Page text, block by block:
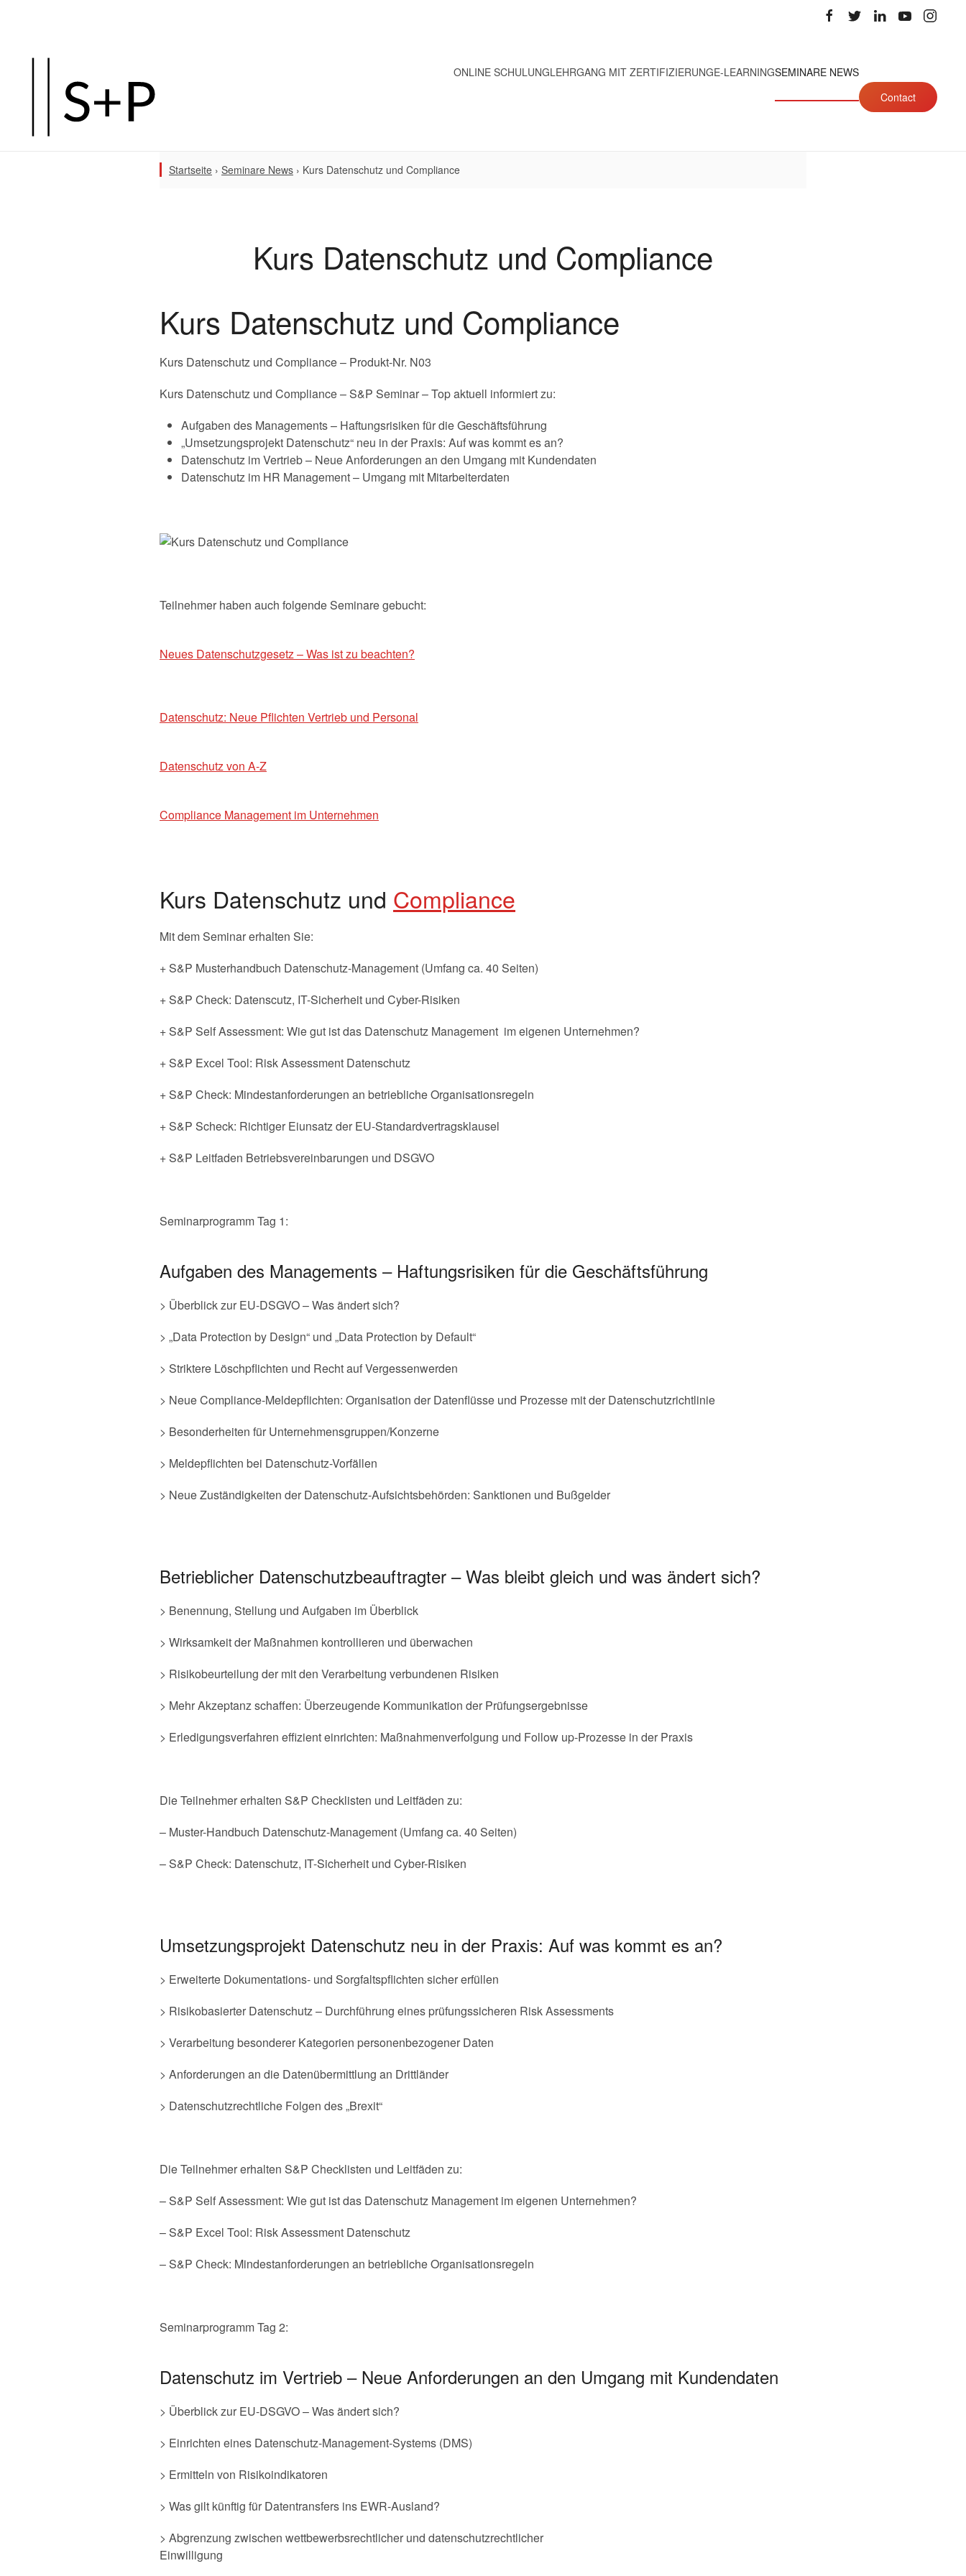
ONLINE SCHULUNGLEHRGANG MIT ZERTIFIZIERUNGE-LEARNINGSEMINARE NEWS
Contact
Startseite › Seminare News › Kurs Datenschutz und Compliance
Kurs Datenschutz und Compliance
Kurs Datenschutz und Compliance
Kurs Datenschutz und Compliance – Produkt-Nr. N03
Kurs Datenschutz und Compliance – S&P Seminar – Top aktuell informiert zu:
Aufgaben des Managements – Haftungsrisiken für die Geschäftsführung
„Umsetzungsprojekt Datenschutz“ neu in der Praxis: Auf was kommt es an?
Datenschutz im Vertrieb – Neue Anforderungen an den Umgang mit Kundendaten
Datenschutz im HR Management – Umgang mit Mitarbeiterdaten
Teilnehmer haben auch folgende Seminare gebucht:
Neues Datenschutzgesetz – Was ist zu beachten?
Datenschutz: Neue Pflichten Vertrieb und Personal
Datenschutz von A-Z
Compliance Management im Unternehmen
Kurs Datenschutz und Compliance
Mit dem Seminar erhalten Sie:
+ S&P Musterhandbuch Datenschutz-Management (Umfang ca. 40 Seiten)
+ S&P Check: Datenscutz, IT-Sicherheit und Cyber-Risiken
+ S&P Self Assessment: Wie gut ist das Datenschutz Management im eigenen Unternehmen?
+ S&P Excel Tool: Risk Assessment Datenschutz
+ S&P Check: Mindestanforderungen an betriebliche Organisationsregeln
+ S&P Scheck: Richtiger Eiunsatz der EU-Standardvertragsklausel
+ S&P Leitfaden Betriebsvereinbarungen und DSGVO
Seminarprogramm Tag 1:
Aufgaben des Managements – Haftungsrisiken für die Geschäftsführung
> Überblick zur EU-DSGVO – Was ändert sich?
> „Data Protection by Design“ und „Data Protection by Default“
> Striktere Löschpflichten und Recht auf Vergessenwerden
> Neue Compliance-Meldepflichten: Organisation der Datenflüsse und Prozesse mit der Datenschutzrichtlinie
> Besonderheiten für Unternehmensgruppen/Konzerne
> Meldepflichten bei Datenschutz-Vorfällen
> Neue Zuständigkeiten der Datenschutz-Aufsichtsbehörden: Sanktionen und Bußgelder
Betrieblicher Datenschutzbeauftragter – Was bleibt gleich und was ändert sich?
> Benennung, Stellung und Aufgaben im Überblick
> Wirksamkeit der Maßnahmen kontrollieren und überwachen
> Risikobeurteilung der mit den Verarbeitung verbundenen Risiken
> Mehr Akzeptanz schaffen: Überzeugende Kommunikation der Prüfungsergebnisse
> Erledigungsverfahren effizient einrichten: Maßnahmenverfolgung und Follow up-Prozesse in der Praxis
Die Teilnehmer erhalten S&P Checklisten und Leitfäden zu:
– Muster-Handbuch Datenschutz-Management (Umfang ca. 40 Seiten)
– S&P Check: Datenschutz, IT-Sicherheit und Cyber-Risiken
Umsetzungsprojekt Datenschutz neu in der Praxis: Auf was kommt es an?
> Erweiterte Dokumentations- und Sorgfaltspflichten sicher erfüllen
> Risikobasierter Datenschutz – Durchführung eines prüfungssicheren Risk Assessments
> Verarbeitung besonderer Kategorien personenbezogener Daten
> Anforderungen an die Datenübermittlung an Drittländer
> Datenschutzrechtliche Folgen des „Brexit“
Die Teilnehmer erhalten S&P Checklisten und Leitfäden zu:
– S&P Self Assessment: Wie gut ist das Datenschutz Management im eigenen Unternehmen?
– S&P Excel Tool: Risk Assessment Datenschutz
– S&P Check: Mindestanforderungen an betriebliche Organisationsregeln
Seminarprogramm Tag 2:
Datenschutz im Vertrieb – Neue Anforderungen an den Umgang mit Kundendaten
> Überblick zur EU-DSGVO – Was ändert sich?
> Einrichten eines Datenschutz-Management-Systems (DMS)
> Ermitteln von Risikoindikatoren
> Was gilt künftig für Datentransfers ins EWR-Ausland?
> Abgrenzung zwischen wettbewerbsrechtlicher und datenschutzrechtlicher
Einwilligung